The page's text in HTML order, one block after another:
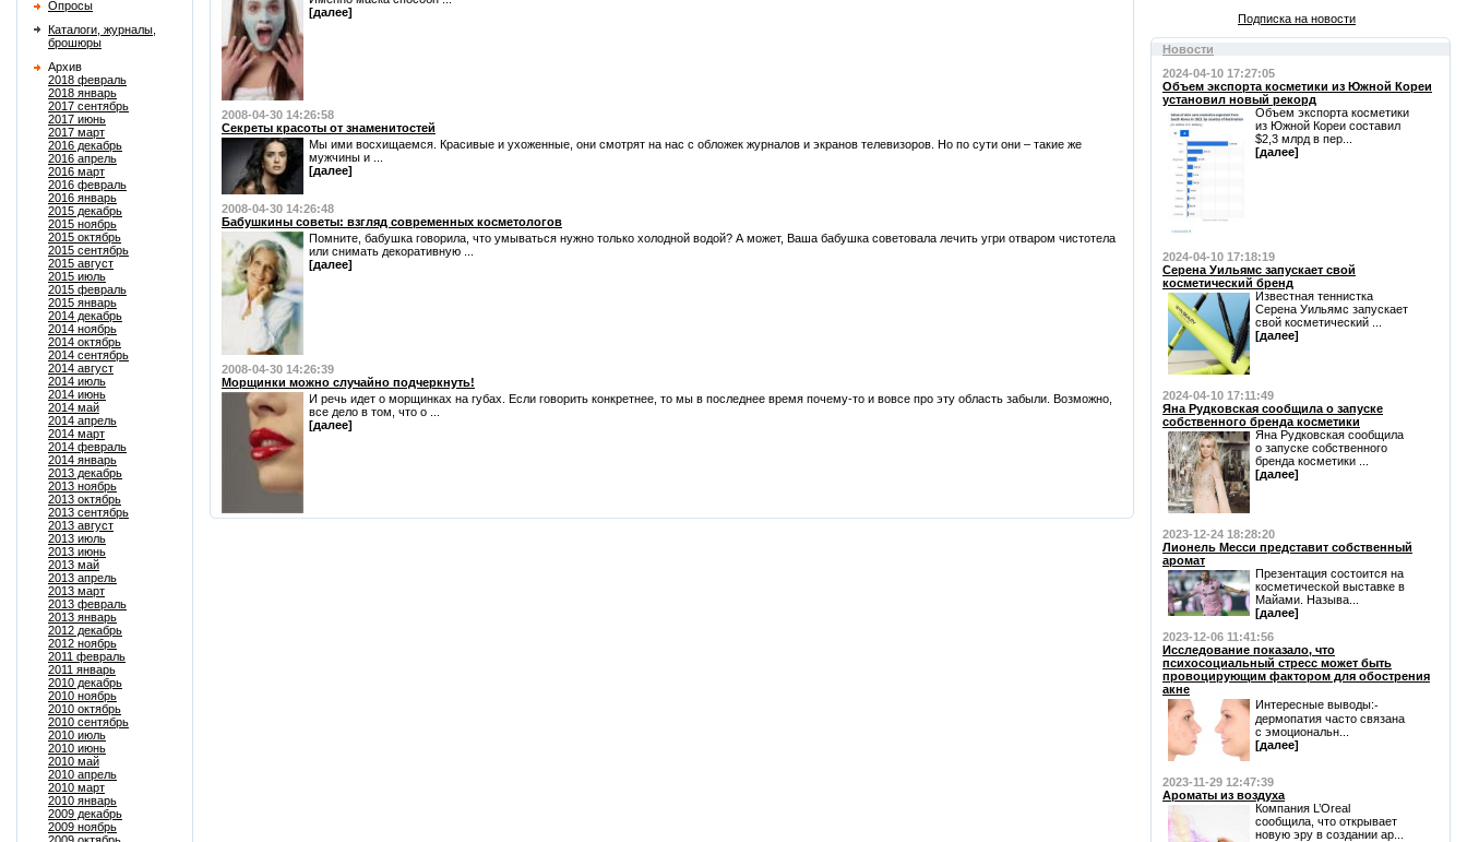
Опросы
Каталоги, журналы,
брошюры
Архив
2018 февраль
2018 январь
2017 сентябрь
2017 июнь
2017 март
2016 декабрь
2016 апрель
2016 март
2016 февраль
2016 январь
2015 декабрь
2015 ноябрь
2015 октябрь
2015 сентябрь
2015 август
2015 июль
2015 февраль
2015 январь
2014 декабрь
2014 ноябрь
2014 октябрь
2014 сентябрь
2014 август
2014 июль
2014 июнь
2014 май
2014 апрель
2014 март
2014 февраль
2014 январь
2013 декабрь
2013 ноябрь
2013 октябрь
2013 сентябрь
2013 август
2013 июль
2013 июнь
2013 май
2013 апрель
2013 март
2013 февраль
2013 январь
2012 декабрь
2012 ноябрь
2011 февраль
2011 январь
2010 декабрь
2010 ноябрь
2010 октябрь
2010 сентябрь
2010 июль
2010 июнь
2010 май
2010 апрель
2010 март
2010 январь
2009 декабрь
2009 ноябрь
[далее]
2008-04-30 14:26:58
Секреты красоты от знаменитостей
Мы ими восхищаемся. Красивые и ухоженные, они смотрят на нас с обложек журналов и экранов телевизоров. Но по сути они – такие же
мужчины и ...
[далее]
2008-04-30 14:26:48
Бабушкины советы: взгляд современных косметологов
Помните, бабушка говорила, что умываться нужно только холодной водой? А может, Ваша бабушка советовала лечить угри отваром чистотела
или снимать декоративную ...
[далее]
2008-04-30 14:26:39
Морщинки можно случайно подчеркнуть!
И речь идет о морщинках на губах. Если говорить конкретнее, то мы в последнее время почему-то и вовсе про эту область забыли. Возможно,
все дело в том, что о ...
[далее]
Подписка на новости
Новости
2024-04-10 17:27:05
Объем экспорта косметики из Южной Кореи
установил новый рекорд
Объем экспорта косметики
из Южной Кореи составил
$2,3 млрд в пер...
[далее]
2024-04-10 17:18:19
Серена Уильямс запускает свой
косметический бренд
Известная теннистка
Серена Уильямс запускает
свой косметический ...
[далее]
2024-04-10 17:11:49
Яна Рудковская сообщила о запуске
собственного бренда косметики
Яна Рудковская сообщила
о запуске собственного
бренда косметики ...
[далее]
2023-12-24 18:28:20
Лионель Месси представит собственный
аромат
Презентация состоится на
косметической выставке в
Майами. Называ...
[далее]
2023-12-06 11:41:56
Исследование показало, что
психосоциальный стресс может быть
провоцирующим фактором для обострения
акне
Интересные выводы:⁃
дермопатия часто связана
с эмоциональн...
[далее]
2023-11-29 12:47:39
Ароматы из воздуха
Компания L’Oreal
сообщила, что открывает
новую эру в создании ар...